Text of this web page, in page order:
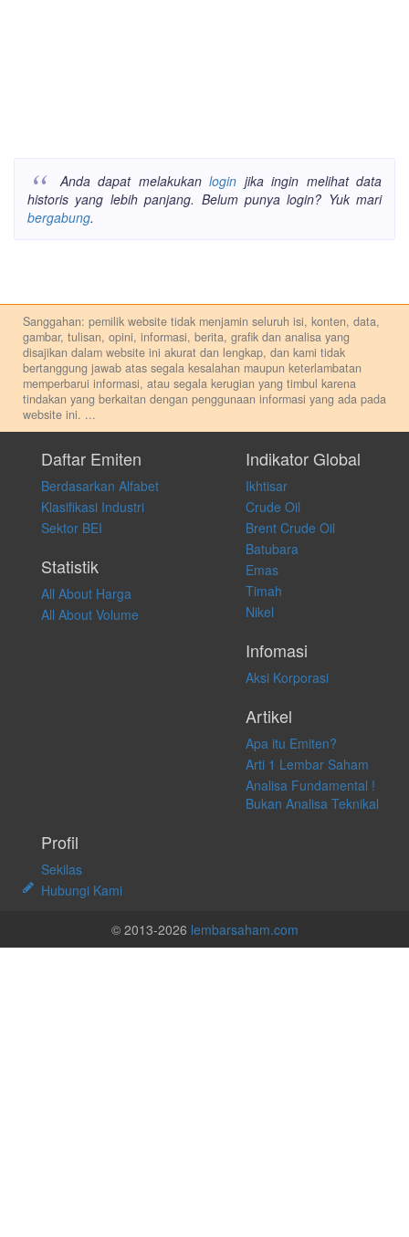
Anda dapat melakukanlogin jika ingin melihat data
historis yang lebih panjang. Belum punya login? Yuk mari
bergabung.
Sanggahan: pemilik website tidak menjamin seluruh isi, konten, data,
gambar, tulisan, opini, informasi, berita, grafik dan analisa yang
disajikan dalam website ini akurat dan lengkap, dan kami tidak
bertanggung jawab atas segala kesalahan maupun keterlambatan
memperbarui informasi, atau segala kerugian yang timbul karena
tindakan yang berkaitan dengan penggunaan informasi yang ada pada
website ini. ...
pribadi. Kami tidak memberi anjuran, saran, rekomendasi untuk
membeli, menjual atau melakukan aktivitas lain yang terkait dengan
transaksi perdagangan apapun, dan kami tidak bertanggung jawab
atas keputusan investasi yang dilakukan dalam kondisi dan situasi
apapun juga, yang diakibatkan secara langsung maupun tidak
langsung atas konten pada website ini.
Daftar Emiten
Berdasarkan Alfabet
Klasifikasi Industri
Sektor BEI
Statistik
All About Harga
All About Volume
Indikator Global
Ikhtisar
Crude Oil
Brent Crude Oil
Batubara
Emas
Timah
Nikel
Infomasi
Aksi Korporasi
Artikel
Apa itu Emiten?
Arti 1 Lembar Saham
Analisa Fundamental !
Bukan Analisa Teknikal
Profil
Sekilas
Hubungi Kami
© 2013-2026 lembarsaham.com